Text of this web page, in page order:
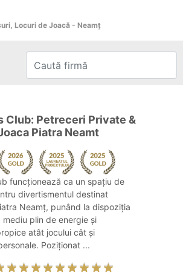
Locuri de Joacă - Neamţ
Club: Petreceri Private &
Piatra Neamt
funcționează ca un spațiu de
divertismentul destinat
Neamț, punând la dispoziția
mediu plin de energie și
atât jocului cât și
Poziționat ...